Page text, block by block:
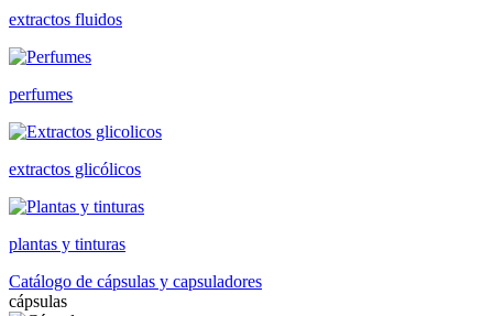
extractos fluidos
perfumes
extractos glicólicos
plantas y tinturas
Catálogo de cápsulas y capsuladores
cápsulas